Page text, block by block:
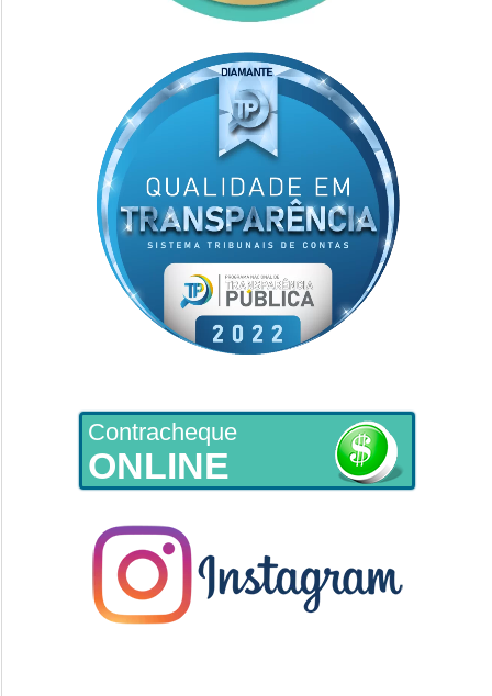
Contracheque
ONLINE